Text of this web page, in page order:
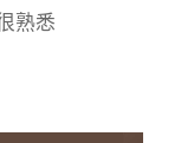
熟悉